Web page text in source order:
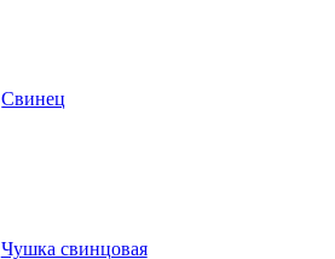
Свинец
Чушка свинцовая